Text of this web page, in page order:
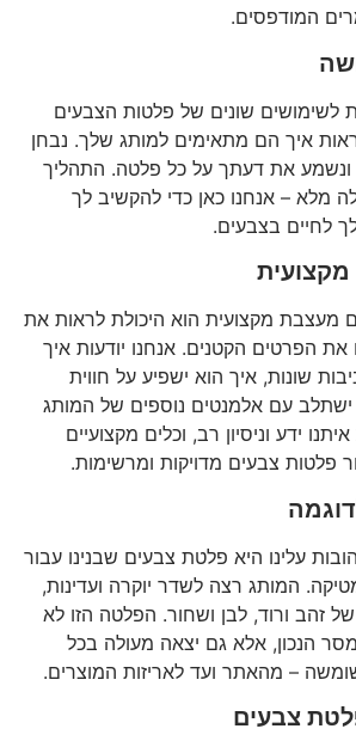
המודפסים.
לשימושים שונים של פלטות הצבעים
איך הם מתאימים למותג שלך. נבחן
ונשמע את דעתך על כל פלטה. התהליך
מלא – אנחנו כאן כדי להקשיב לך
לחיים בצבעים.
מקצועית
מעצבת מקצועית הוא היכולת לראות את
את הפרטים הקטנים. אנחנו יודעות איך
שונות, איך הוא ישפיע על חווית
עם אלמנטים נוספים של המותג
ידע וניסיון רב, וכלים מקצועיים
פלטות צבעים מדויקות ומרשימות.
עלינו היא פלטת צבעים שבנינו עבור
המותג רצה לשדר יוקרה ועדינות,
של זהב ורוד, לבן ושחור. הפלטה הזו לא
הנכון, אלא גם יצאה מעולה בכל
– מהאתר ועד לאריזות המוצרים.
צבעים